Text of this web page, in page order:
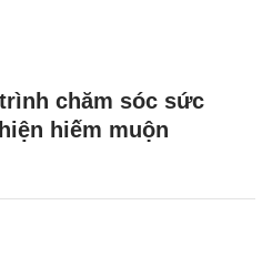
chăm sóc sức
hiếm muộn